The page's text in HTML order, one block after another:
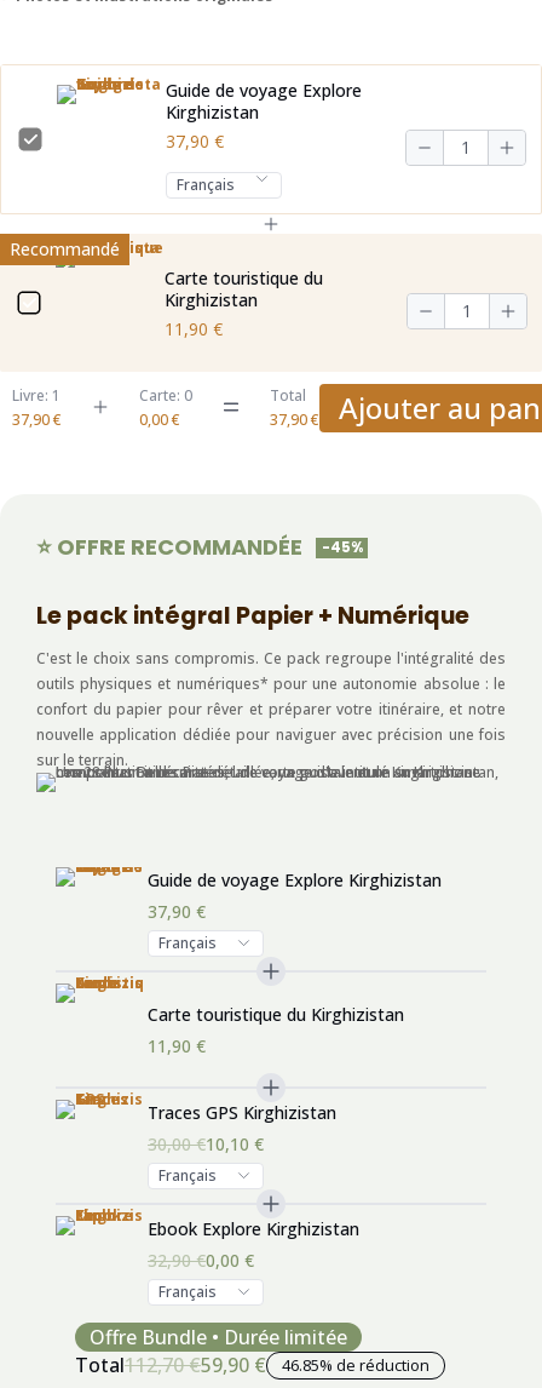
Guide de voyage Explore
Kirghizistan
37,90 €
Recommandé
Carte touristique du
Kirghizistan
11,90 €
Livre: 1
37,90 €
Carte: 0
0,00 €
Total
37,90 €
Ajouter au
⭐ OFFRE RECOMMANDÉE -45%
Le pack intégral Papier + Numérique
C'est le choix sans compromis. Ce pack regroupe l'intégralité des
outils physiques et numériques* pour une autonomie absolue : le
confort du papier pour rêver et préparer votre itinéraire, et notre
nouvelle application dédiée pour naviguer avec précision une fois
sur le terrain.
Guide de voyage Explore Kirghizistan
37,90 €
Carte touristique du Kirghizistan
11,90 €
Traces GPS Kirghizistan
30,00 €10,10 €
Ebook Explore Kirghizistan
32,90 €0,00 €
Offre Bundle • Durée limitée
Total112,70 €59,90 € 46.85% de réduction